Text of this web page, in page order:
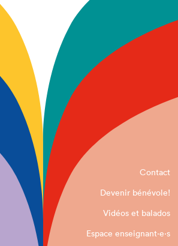
Contact
Devenir bénévole!
Vidéos et balados
Espace enseignant·e⋅s